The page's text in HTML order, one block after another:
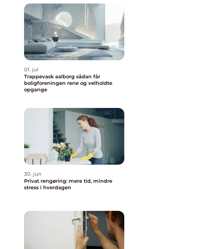
01. jul
Trappevask aalborg sådan får
boligforeningen rene og velholdte
opgange
30. jun
Privat rengøring: mere tid, mindre
stress i hverdagen